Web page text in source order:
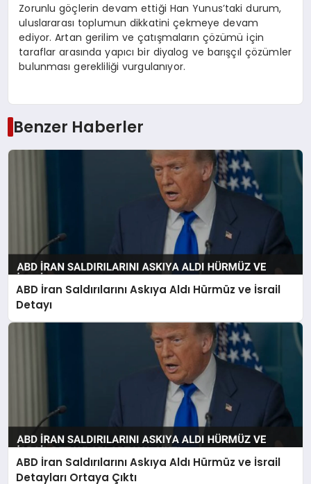
Zorunlu göçlerin devam ettiği Han Yunus’taki durum,
uluslararası toplumun dikkatini çekmeye devam
ediyor. Artan gerilim ve çatışmaların çözümü için
taraflar arasında yapıcı bir diyalog ve barışçıl çözümler
bulunması gerekliliği vurgulanıyor.
Benzer Haberler
ABD İran Saldırılarını Askıya Aldı Hürmüz ve İsrail
Detayı
ABD İran Saldırılarını Askıya Aldı Hürmüz ve İsrail
Detayları Ortaya Çıktı